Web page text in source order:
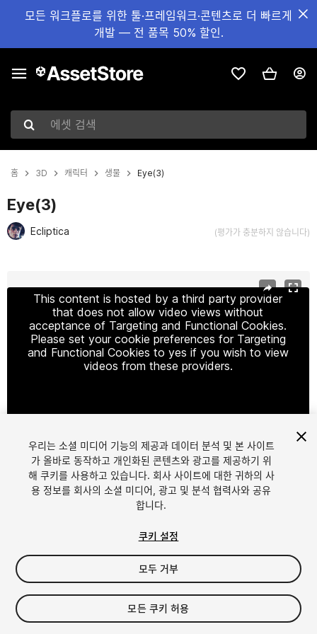
모든 워크플로를 위한 툴·프레임워크·콘텐츠로 더 빠르게
개발 — 전 품목 50% 할인.
에셋 검색
홈 3D 캐릭터 생물 Eye(3)
Eye(3)
Ecliptica (평가가 충분하지 않습니다)
This content is hosted by a third party provider
that does not allow video views without
acceptance of Targeting and Functional Cookies.
Please set your cookie preferences for Targeting
and Functional Cookies to yes if you wish to view
videos from these providers.
1/21
$24.99
세금/부가세는 결제 시 반영됩니다.
우리는 소셜 미디어 기능의 제공과 데이터 분석 및 본 사이트
가 올바로 동작하고 개인화된 콘텐츠와 광고를 제공하기 위
해 쿠키를 사용하고 있습니다. 회사 사이트에 대한 귀하의 사
용 정보를 회사의 소셜 미디어, 광고 및 분석 협력사와 공유
합니다.
쿠키 설정
모두 거부
모든 쿠키 허용